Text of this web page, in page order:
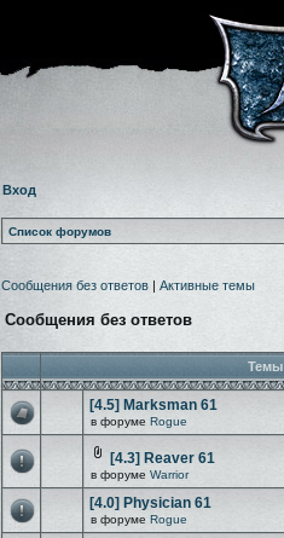
Вход
Список форумов
Сообщения без ответов | Активные темы
Сообщения без ответов
Темы
[4.5] Marksman 61
в форуме Rogue
[4.3] Reaver 61
в форуме Warrior
[4.0] Physician 61
в форуме Rogue